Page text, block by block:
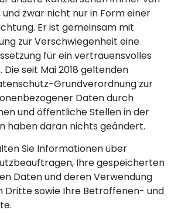
zwar nicht nur in Form einer
Er ist gemeinsam mit
zur Verschwiegenheit eine
für ein vertrauensvolles
seit Mai 2018 geltenden
Grundverordnung zur
Daten durch
und öffentliche Stellen in der
haben daran nichts geändert.
Sie Informationen über
Ihre gespeicherten
Daten und deren Verwendung
Dritte sowie Ihre Betroffenen- und